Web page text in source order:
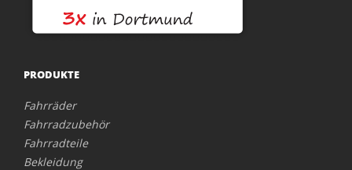
PRODUKTE
Fahrräder
Fahrradzubehör
Fahrradteile
Bekleidung